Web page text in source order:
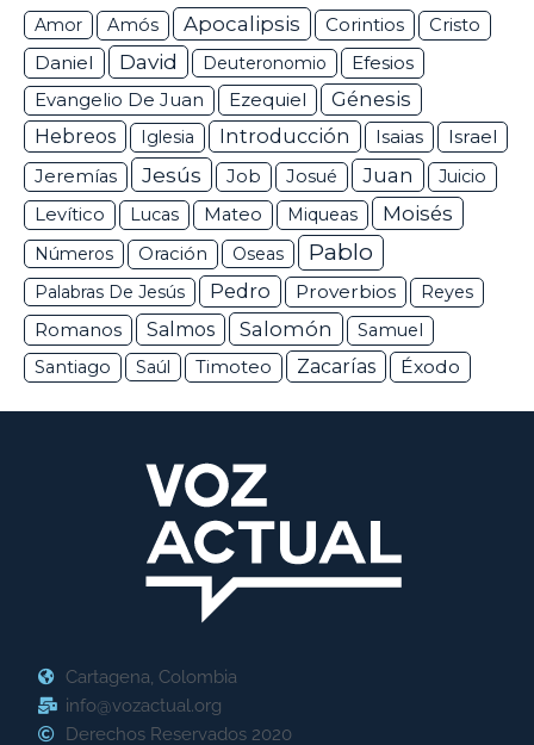
Amor Amós Apocalipsis Corintios Cristo
Daniel David Deuteronomio Efesios
Evangelio De Juan Ezequiel
Génesis
Hebreos
Iglesia Introducción Isaias Israel
Jeremías Jesús Job Josué Juan
Juicio
Levítico
Lucas Mateo Miqueas Moisés
Números Oración Oseas Pablo
Palabras De Jesús Pedro Proverbios Reyes
Romanos Salmos Salomón
Samuel
Santiago
Saúl Timoteo Zacarías Éxodo
Cartagena, Colombia
info@vozactual.org
Derechos Reservados 2020